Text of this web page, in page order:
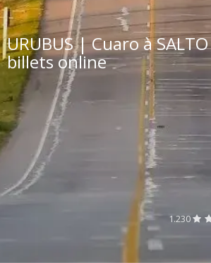
URUBUS | Cuaro à
billets online
1.230